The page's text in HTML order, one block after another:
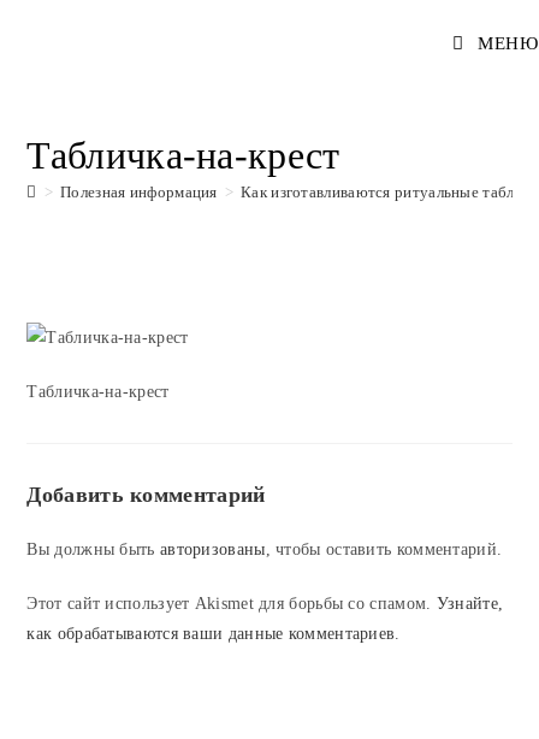
МЕНЮ
Табличка-на-крест
> Полезная информация > Как изготавливаются ритуальные
Табличка-на-крест
Добавить комментарий
Вы должны быть авторизованы, чтобы оставить комментарий.
Этот сайт использует Akismet для борьбы со спамом. Узнайте,
как обрабатываются ваши данные комментариев.